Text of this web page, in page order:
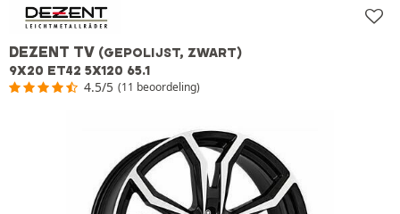
DEZENT TV (GEPOLIJST, ZWART)
9X20 ET42 5X120 65.1
4.5/5 (11 beoordeling)